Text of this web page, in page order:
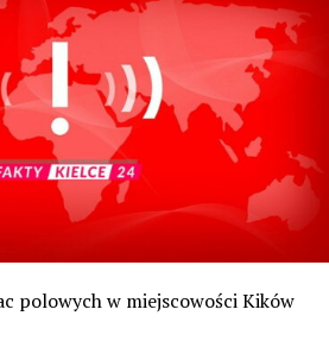
polowych w miejscowości Kików